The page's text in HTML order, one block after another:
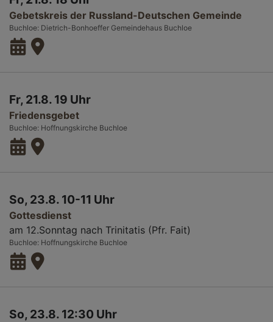
Gebetskreis der Russland-Deutschen Gemeinde
Buchloe Dietrich-Bonhoeffer Gemeindehaus Buchloe
Fr, 21.8. 19 Uhr
Friedensgebet
Buchloe Hoffnungskirche Buchloe
So, 23.8. 10-11 Uhr
Gottesdienst
am 12.Sonntag nach Trinitatis (Pfr. Fait)
Buchloe Hoffnungskirche Buchloe
So, 23.8. 12:30 Uhr